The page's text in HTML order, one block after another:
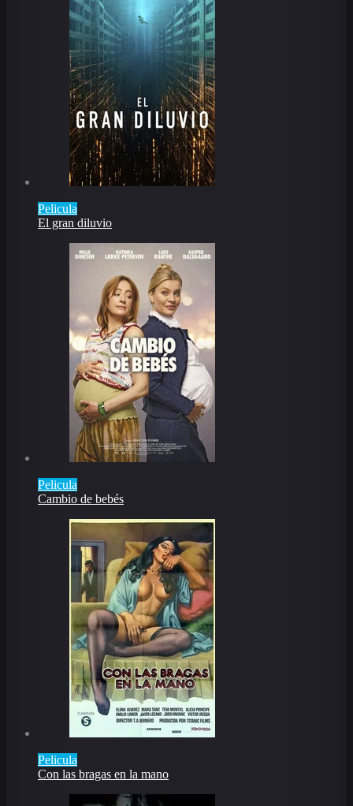
Pelicula
El gran diluvio
Pelicula
Cambio de bebés
Pelicula
Con las bragas en la mano